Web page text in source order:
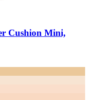
Cushion Mini,